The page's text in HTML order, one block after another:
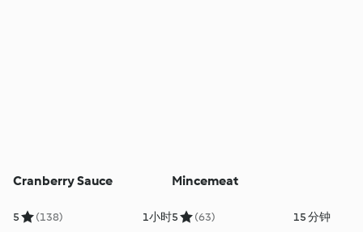
Cranberry Sauce
5 (138) 1小时
Mincemeat
5 (63) 15 分钟